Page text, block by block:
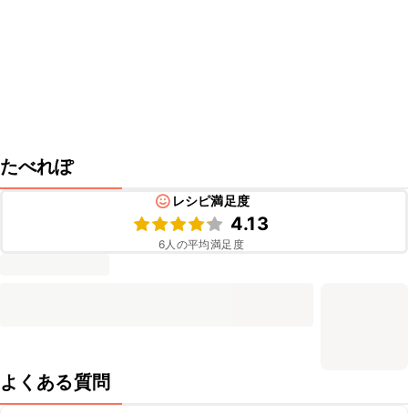
たべれぽ
レシピ満足度
4.13
6人の平均満足度
よくある質問